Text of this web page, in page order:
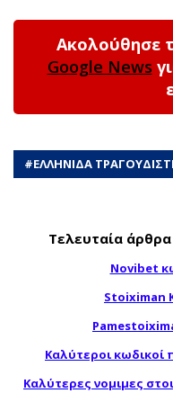
Ακολούθησε
Google News
#ΕΛΛΗΝΙΔΑ
Τελευταία άρθρα
Novibet
Stoiximan
Καλύτεροι κωδικοί
Καλύτερες νομιμες